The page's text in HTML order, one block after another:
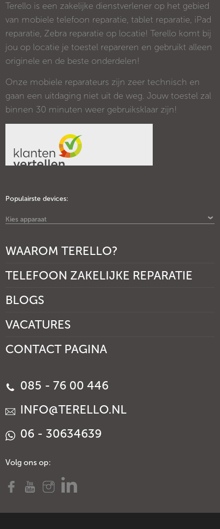
Terello is een zakelijke dienstverlener op het gebied
van mobiele telefoon reparatie, tablet reparatie, iPad
reparatie, Zebra reparatie op locatie! Terello komt bij
jou op locatie je toestel repareren en gebruikt alleen
originele en de beste onderdelen!
Onze mobiele reparateurs zijn zeer technisch en
gaan een uitdaging niet uit de weg. Jouw toestel zal
binnen 30 minuten weer gebruiksklaar zijn!
Populairste devices:
Kies apparaat
WAAROM TERELLO?
TELEFOON ZAKELIJKE REPARATIE
BLOGS
VACATURES
CONTACT PAGINA
085 - 76 00 446
INFO@TERELLO.NL
06 - 30634639
Volg ons op: